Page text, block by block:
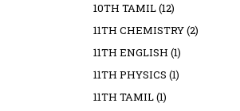
10TH TAMIL(12)
11TH CHEMISTRY(2)
11TH ENGLISH (1)
11TH PHYSICS (1)
11TH TAMIL(1)